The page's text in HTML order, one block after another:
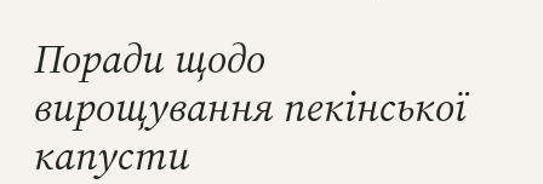
Поради щодо
вирощування пекінської
капусти